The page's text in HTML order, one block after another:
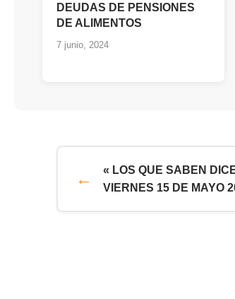
DEUDAS DE PENSIONES
DE ALIMENTOS
7 junio, 2024
« LOS QUE SABEN
VIERNES 15 DE MAYO